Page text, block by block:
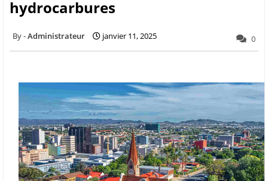
hydrocarbures
Administrateur janvier 11, 2025 0